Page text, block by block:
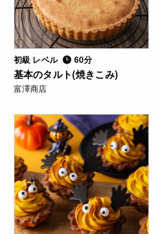
初級 レベル 60分
基本のタルト(焼きこみ)
富澤商店